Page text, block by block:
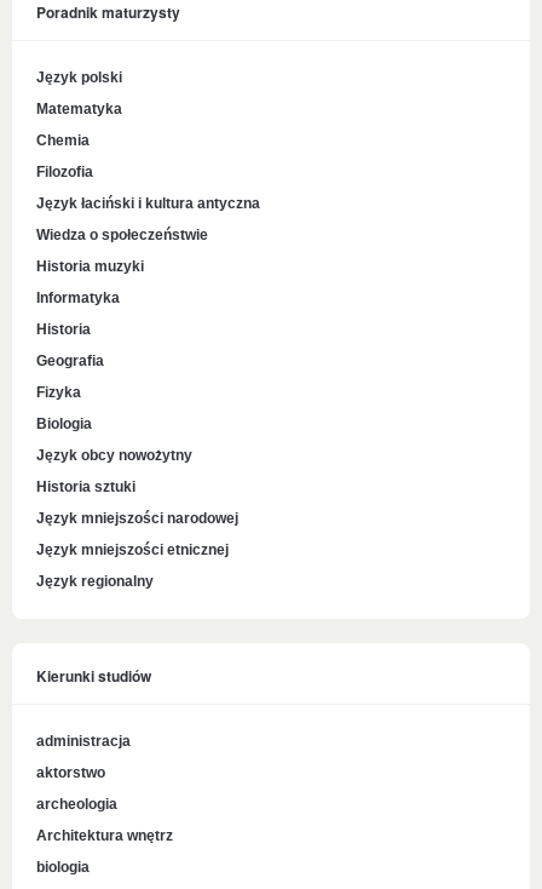
Poradnik maturzysty
Język polski
Matematyka
Chemia
Filozofia
Język łaciński i kultura antyczna
Wiedza o społeczeństwie
Historia muzyki
Informatyka
Historia
Geografia
Fizyka
Biologia
Język obcy nowożytny
Historia sztuki
Język mniejszości narodowej
Język mniejszości etnicznej
Język regionalny
Kierunki studiów
administracja
aktorstwo
archeologia
Architektura wnętrz
biologia